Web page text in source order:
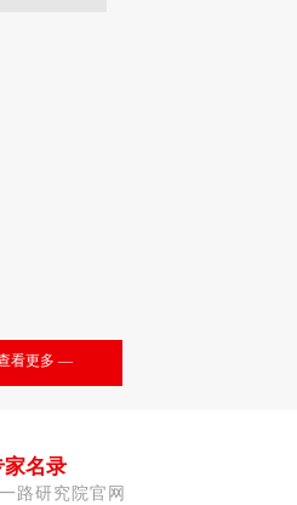
看更多 —
家名录
路研究院官网